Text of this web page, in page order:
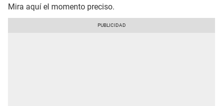
Mira aquí el momento preciso.